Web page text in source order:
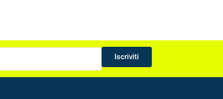
Iscriviti